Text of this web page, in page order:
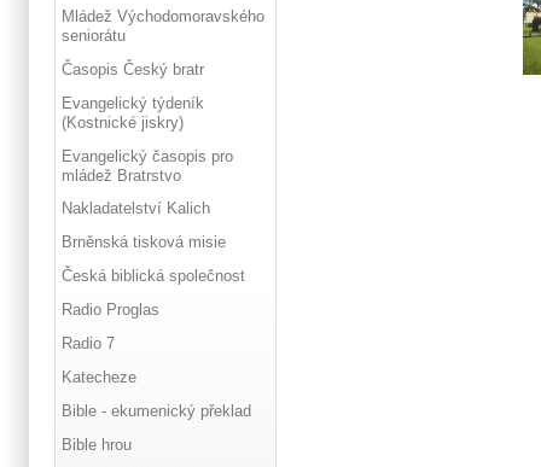
Mládež Východomoravského
seniorátu
Časopis Český bratr
Evangelický týdeník
(Kostnické jiskry)
Evangelický časopis pro
mládež Bratrstvo
Nakladatelství Kalich
Brněnská tisková misie
Česká biblická společnost
Radio Proglas
Radio 7
Katecheze
Bible - ekumenický překlad
Bible hrou